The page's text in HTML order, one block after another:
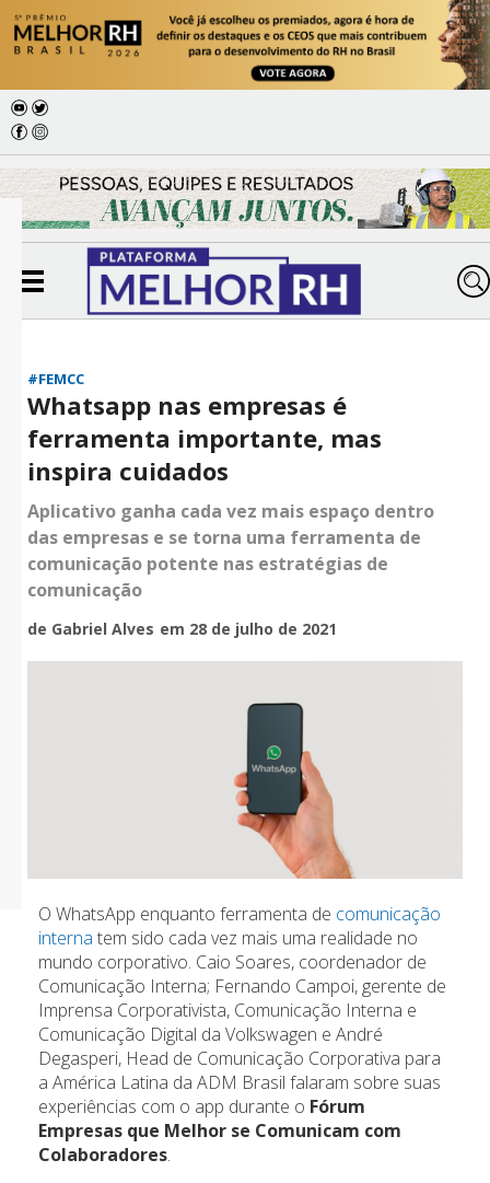
#FEMCC
Whatsapp nas empresas é
ferramenta importante, mas
inspira cuidados
Aplicativo ganha cada vez mais espaço dentro
das empresas e se torna uma ferramenta de
comunicação potente nas estratégias de
comunicação
de Gabriel Alves em 28 de julho de 2021
O WhatsApp enquanto ferramenta de comunicação
interna tem sido cada vez mais uma realidade no
mundo corporativo. Caio Soares, coordenador de
Comunicação Interna; Fernando Campoi, gerente de
Imprensa Corporativista, Comunicação Interna e
Comunicação Digital da Volkswagen e André
Degasperi, Head de Comunicação Corporativa para
a América Latina da ADM Brasil falaram sobre suas
experiências com o app durante o Fórum
Empresas que Melhor se Comunicam com
Colaboradores.